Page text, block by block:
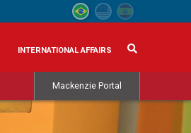
INTERNATIONAL AFFAIRS
Mackenzie Portal